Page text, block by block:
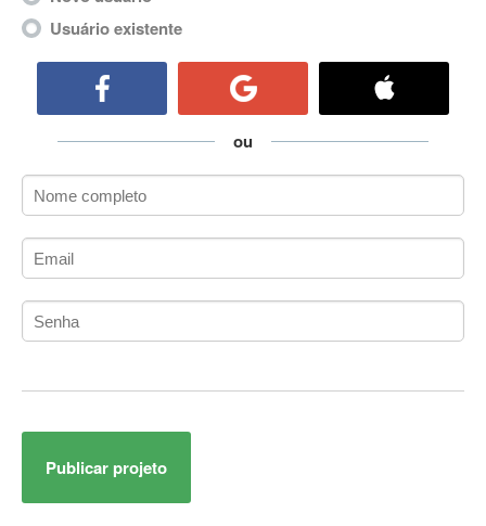
Active Directory
ActiveX Data Objects (ADO)
ADK
Administração Acadêmica
Administração de Artistas e Repertórios
Administração de Banco de Dados
Administração de Redes
Administrador de Sistemas
Adobe After Effects
Adobe AIR
Usuário existente
ou
Publicar projeto